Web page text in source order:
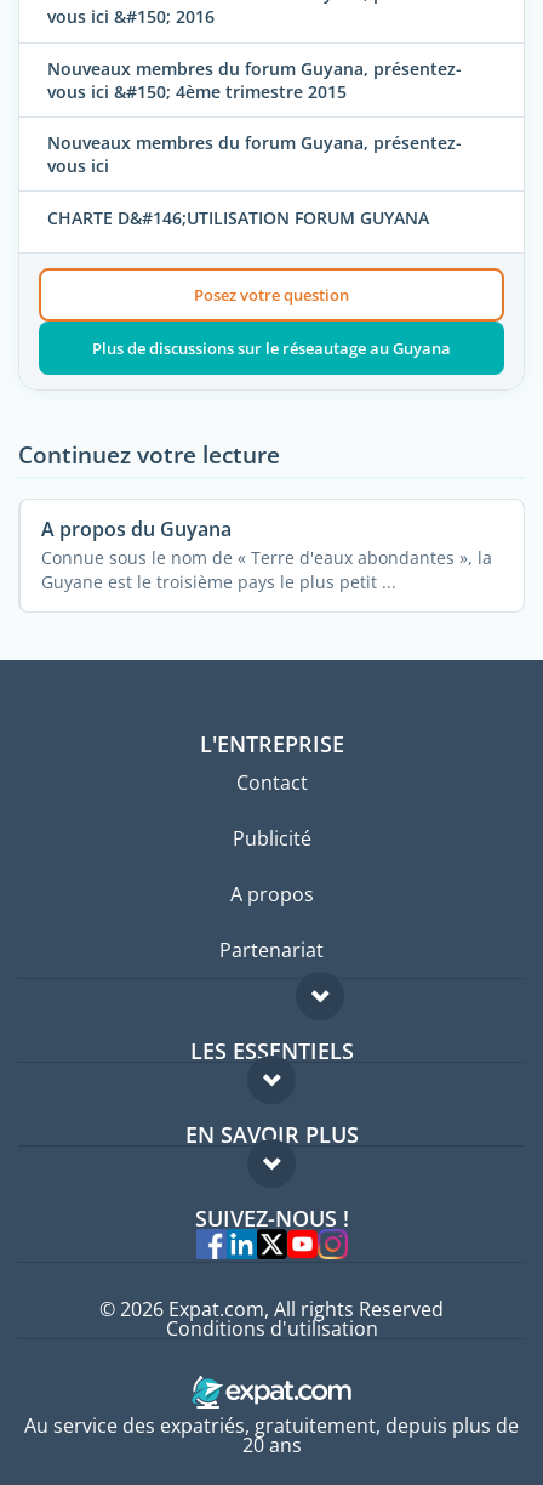
vous ici &#150; 2016
Nouveaux membres du forum Guyana, présentez-
vous ici &#150; 4ème trimestre 2015
Nouveaux membres du forum Guyana, présentez-
vous ici
CHARTE D&#146;UTILISATION FORUM GUYANA
Posez votre question
Plus de discussions sur le réseautage au Guyana
Continuez votre lecture
A propos du Guyana
Connue sous le nom de « Terre d'eaux abondantes », la
Guyane est le troisième pays le plus petit ...
L'ENTREPRISE
Contact
Publicité
A propos
Partenariat
LES ESSENTIELS
Forum expatriés
Guides pays
EN SAVOIR PLUS
FAQ
Experts
SUIVEZ-NOUS !
Au service des expatriés, gratuitement, depuis plus de
20 ans
© 2026 Expat.com, All rights Reserved
Conditions d'utilisation